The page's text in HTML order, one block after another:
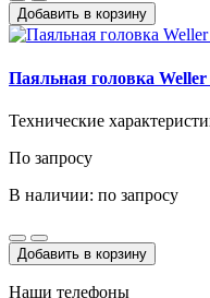
Добавить в корзину
Паяльная головка
Технические
По запросу
В наличии: по запросу
Добавить в корзину
Наши телефоны